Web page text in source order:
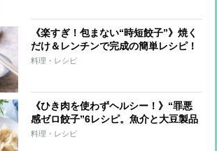
《楽すぎ！包まない“時短餃子”》焼く
だけ＆レンチンで完成の簡単レシピ！
料理・レシピ
《ひき肉を使わずヘルシー！》“罪悪
感ゼロ餃子”6レシピ。魚介と大豆製品
で大満足！
料理・レシピ